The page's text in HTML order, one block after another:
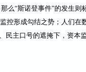
么“斯诺登事件”的发生则
控形成勾结之势；人们在
民主口号的遮掩下，资本